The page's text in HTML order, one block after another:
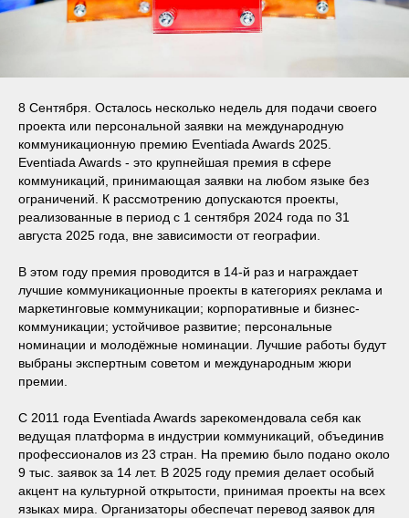
8 Сентября. Осталось несколько недель для подачи своего
проекта или персональной заявки на международную
коммуникационную премию Eventiada Awards 2025.
Eventiada Awards - это крупнейшая премия в сфере
коммуникаций, принимающая заявки на любом языке без
ограничений. К рассмотрению допускаются проекты,
реализованные в период с 1 сентября 2024 года по 31
августа 2025 года, вне зависимости от географии.
В этом году премия проводится в 14-й раз и награждает
лучшие коммуникационные проекты в категориях реклама и
маркетинговые коммуникации; корпоративные и бизнес-
коммуникации; устойчивое развитие; персональные
номинации и молодёжные номинации. Лучшие работы будут
выбраны экспертным советом и международным жюри
премии.
С 2011 года Eventiada Awards зарекомендовала себя как
ведущая платформа в индустрии коммуникаций, объединив
профессионалов из 23 стран. На премию было подано около
9 тыс. заявок за 14 лет. В 2025 году премия делает особый
акцент на культурной открытости, принимая проекты на всех
языках мира. Организаторы обеспечат перевод заявок для